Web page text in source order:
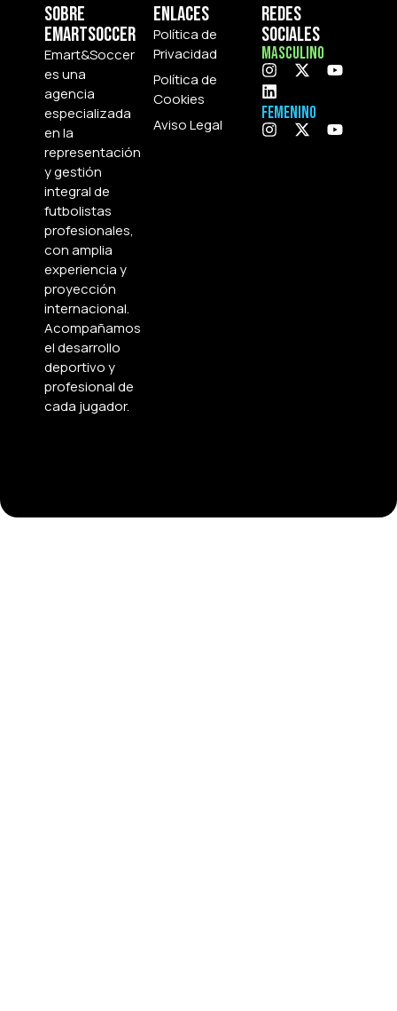
Sobre
Emartsoccer
Emart&Soccer
es una
agencia
especializada
en la
representación
y gestión
integral de
futbolistas
profesionales,
con amplia
experiencia y
proyección
internacional.
Acompañamos
el desarrollo
deportivo y
profesional de
cada jugador.
Enlaces
Política de
Privacidad
Política de
Cookies
Aviso Legal
Redes
Sociales
Masculino
Femenino